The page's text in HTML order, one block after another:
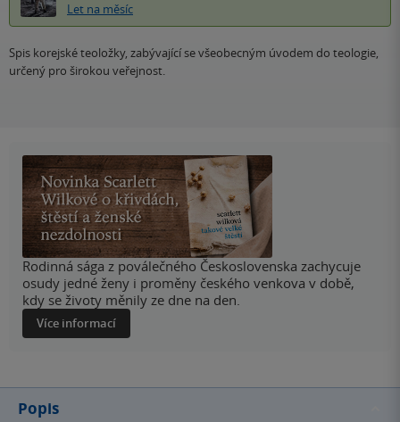
Let na měsíc
Spis korejské teoložky, zabývající se všeobecným úvodem do teologie,
určený pro širokou veřejnost.
Rodinná sága z poválečného Československa zachycuje
osudy jedné ženy i proměny českého venkova v době,
kdy se životy měnily ze dne na den.
Více informací
Popis